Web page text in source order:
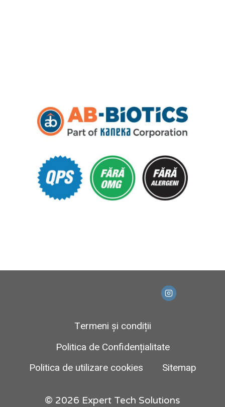
Termeni și condiții
Politica de Confidențialitate
Politica de utilizare cookies
Sitemap
© 2026 Expert Tech Solutions